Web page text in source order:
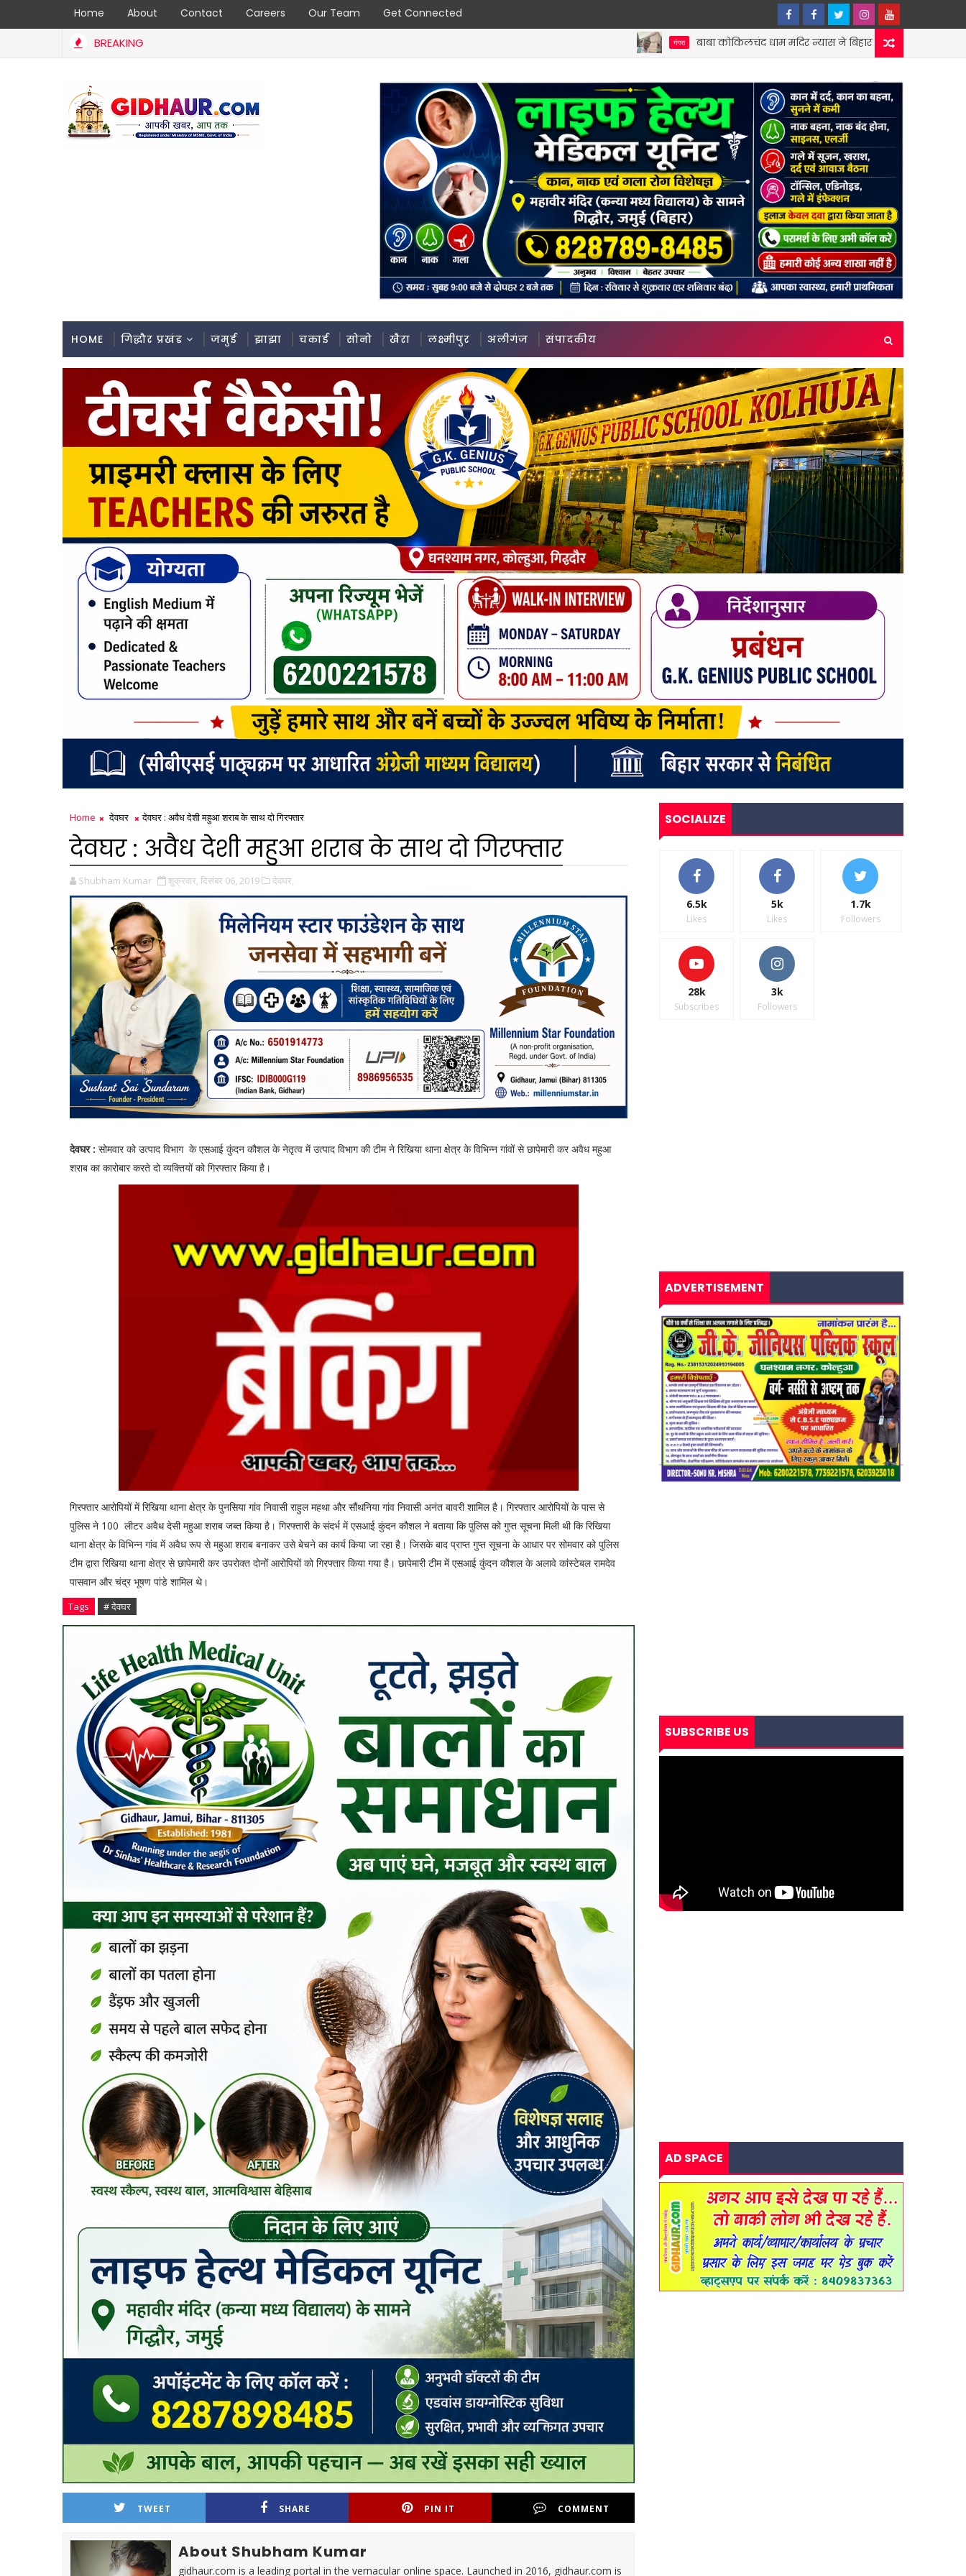
Home About Contact Careers Our Team Get Connected
BREAKING बाबा कोकिलचंद धाम मंदिर न्यास ने बिहार धार्मिक न्यास पर्षद को सौंपी वर्ष 2025
HOME गिद्धौर प्रखंड जमुई झाझा चकाई सोनो खैरा लक्ष्मीपुर अलीगंज संपादकीय
Home देवघर देवघर : अवैध देशी महुआ शराब के साथ दो गिरफ्तार
देवघर : अवैध देशी महुआ शराब के साथ दो गिरफ्तार
Shubham Kumar शुक्रवार, दिसंबर 06, 2019 देवघर,
देवघर : सोमवार को उत्पाद विभाग के एसआई कुंदन कौशल के नेतृत्व में उत्पाद विभाग की टीम ने रिखिया थाना क्षेत्र के विभिन्न गांवों से छापेमारी कर अवैध महुआ
शराब का कारोबार करते दो व्यक्तियों को गिरफ्तार किया है।
गिरफ्तार आरोपियों में रिखिया थाना क्षेत्र के पुनसिया गांव निवासी राहुल महथा और सौंथनिया गांव निवासी अनंत बावरी शामिल है। गिरफ्तार आरोपियों के पास से
पुलिस ने 100 लीटर अवैध देसी महुआ शराब जब्त किया है। गिरफ्तारी के संदर्भ में एसआई कुंदन कौशल ने बताया कि पुलिस को गुप्त सूचना मिली थी कि रिखिया
थाना क्षेत्र के विभिन्न गांव में अवैध रूप से महुआ शराब बनाकर उसे बेचने का कार्य किया जा रहा है। जिसके बाद प्राप्त गुप्त सूचना के आधार पर सोमवार को पुलिस
टीम द्वारा रिखिया थाना क्षेत्र से छापेमारी कर उपरोक्त दोनों आरोपियों को गिरफ्तार किया गया है। छापेमारी टीम में एसआई कुंदन कौशल के अलावे कांस्टेबल रामदेव
पासवान और चंद्र भूषण पांडे शामिल थे।
Tags # देवघर
TWEET SHARE PIN IT COMMENT
About Shubham Kumar
gidhaur.com is a leading portal in the vernacular online space. Launched in 2016, gidhaur.com is
SOCIALIZE
6.5k
Likes
5k
Likes
1.7k
Followers
28k
Subscribes
3k
Followers
ADVERTISEMENT
SUBSCRIBE US
AD SPACE